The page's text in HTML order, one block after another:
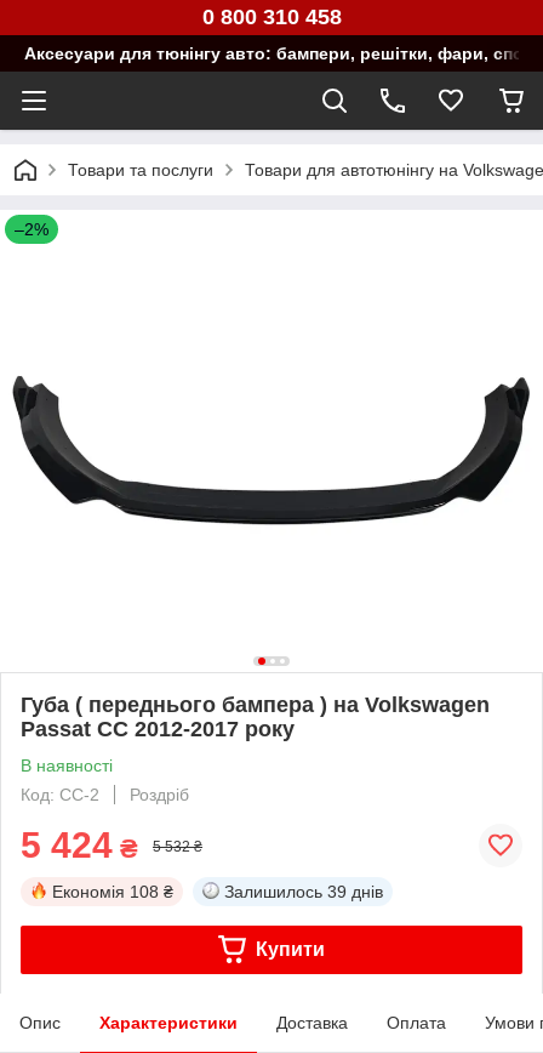
0 800 310 458
Аксесуари для тюнінгу авто: бампери, решітки, фари,
Товари та послуги Товари для автотюнінгу на
–2%
Губа ( переднього бампера ) на Volkswagen
Passat CC 2012-2017 року
В наявності
Код: CC-2
Роздріб
5 424 ₴ 5 532 ₴
Економія 108 ₴ Залишилось 39 днів
Купити
Опис Характеристики Доставка Оплата Умови